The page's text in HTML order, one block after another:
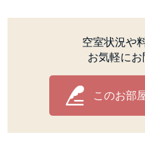
空室状況や
お気軽に
このお部